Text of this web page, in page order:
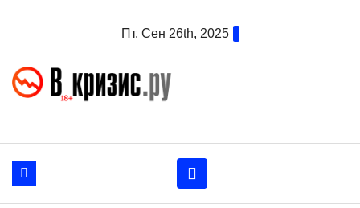
Пт. Сен 26th, 2025